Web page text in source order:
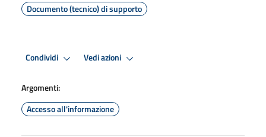
Documento (tecnico) di supporto
Condividi Vedi azioni
Argomenti:
Accesso all'informazione